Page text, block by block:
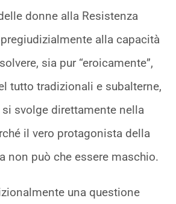
donne alla Resistenza
alla capacità
sia pur “eroicamente”,
tutto tradizionali e subalterne,
svolge direttamente nella
il vero protagonista della
non può che essere maschio.
una questione